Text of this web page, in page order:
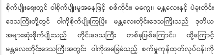
စိုက်ပျိုးရေးတွင် ဝါစိုက်ပျိုးမှုအနေဖြင့် စစ်ကိုင်း၊ မကွေး၊ မန္တလေးနှင့် ပဲခူးတိုင်း
ဒေသကြီးတို့တွင် ဝါကိုစိုက်ပျိုးကြပြီး မန္တလေးတိုင်းဒေသကြီးသည် ဒုတိယ
အများဆုံးစိုက်ပျိုးသည့် တိုင်းဒေသကြီး တစ်ခုဖြစ်ကြောင်း၊ ထို့ကြောင့်
မန္တလေးတိုင်းဒေသကြီးအတွင်း ဝါကိုအခြေခံသည့် စက်မှုကုန်ထုတ်လုပ်ငန်းကို